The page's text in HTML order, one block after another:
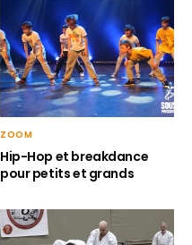
ZOOM
Hip-Hop et breakdance
pour petits et grands